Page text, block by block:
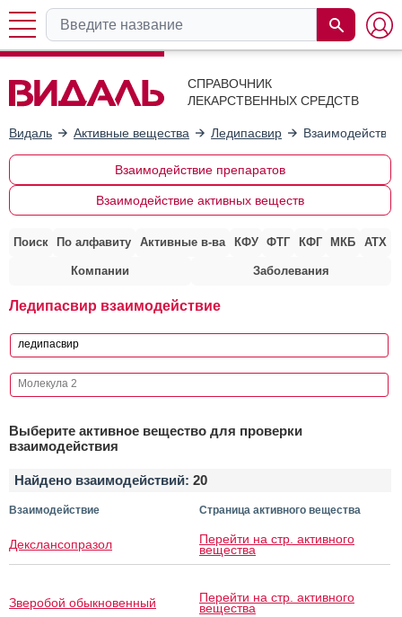
СПРАВОЧНИК
ЛЕКАРСТВЕННЫХ СРЕДСТВ
Видаль Активные вещества Ледипасвир
Взаимодействие препаратов
Взаимодействие активных веществ
Поиск По алфавиту Активные в-ва КФУ ФТГ КФГ МКБ АТХ
Компании Заболевания
Ледипасвир взаимодействие
Выберите активное вещество для проверки
взаимодействия
Найдено взаимодействий: 20
Взаимодействие Страница активного вещества
Декслансопразол Перейти на стр. активного
вещества
Зверобой обыкновенный Перейти на стр. активного
вещества